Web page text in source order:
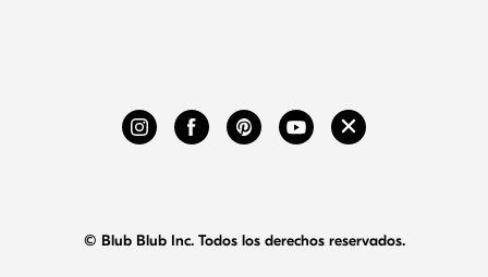
© Blub Blub Inc. Todos los derechos reservados.